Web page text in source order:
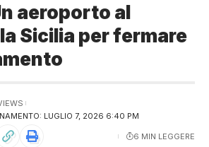
aeroporto al
Sicilia per fermare
LUGLIO 7, 2026 6:40 PM
6 MIN LEGGERE